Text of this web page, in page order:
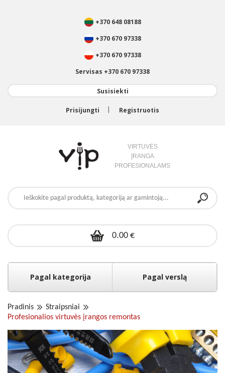
+370 648 08188
+370 670 97338
+370 670 97338
Servisas +370 670 97338
Susisiekti
Prisijungti Registruotis
VIRTUVĖS
ĮRANGA
PROFESIONALAMS
0.00 €
Pagal kategorija Pagal verslą
Pradinis
Straipsniai
Profesionalios virtuvės įrangos remontas